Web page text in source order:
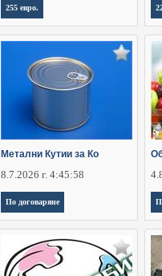
255 евро.
Метални Кутии за Ко
8.7.2026 г. 4:45:58
По договаряне